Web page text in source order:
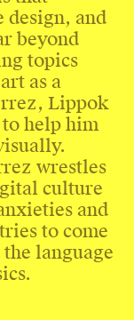
design, and
beyond
topics
as a
Lippok
help him
wrestles
culture
and
to come
language